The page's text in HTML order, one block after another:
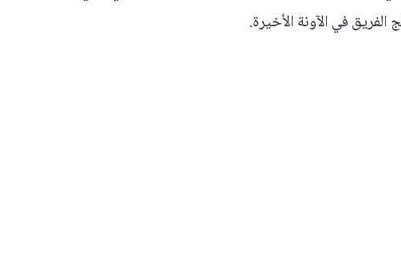
الفريق في الآونة الأخيرة.